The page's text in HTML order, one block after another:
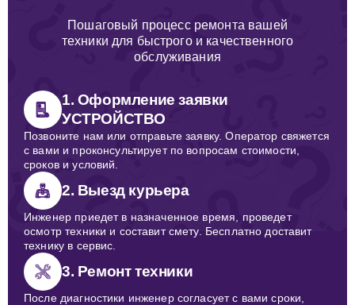
Пошаговый процесс ремонта вашей
техники для быстрого и качественного
обслуживания
1. Оформление заявки
УСТРОЙСТВО
Позвоните нам или отправьте заявку. Оператор свяжется
с вами и проконсультирует по вопросам стоимости,
сроков и условий.
2. Выезд курьера
Инженер приедет в назначенное время, проведет
осмотр техники и составит смету. Бесплатно доставит
технику в сервис.
3. Ремонт техники
После диагностики инженер согласует с вами сроки,